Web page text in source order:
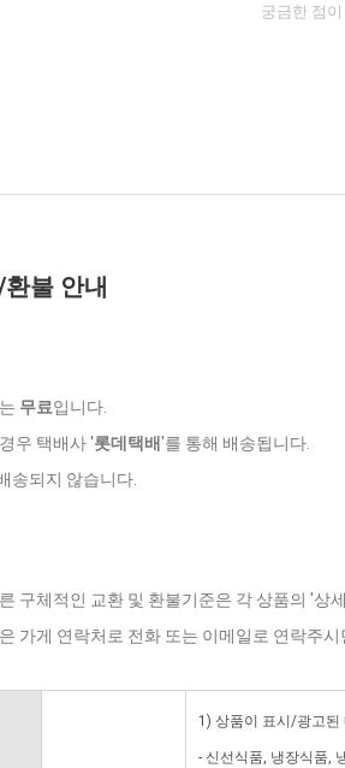
궁금한 점
불 안내
무료입니다.
우 택배사 '롯데택배'를 통해 배송됩니다.
송되지 않습니다.
구체적인 교환 및 환불기준은 각 상품의 '상
가게 연락처로 전화 또는 이메일로 연락주
1) 상품이 표시/광고된
- 신선식품, 냉장식품,